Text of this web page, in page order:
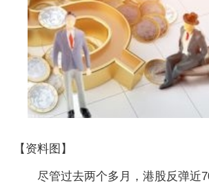
【资料图】
尽管过去两个多月，港股反弹近